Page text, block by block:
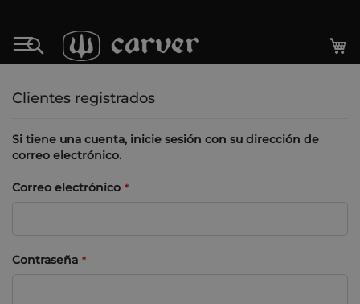
al
contenido
Search
Clientes registrados
Si tiene una cuenta, inicie sesión con su dirección de
correo electrónico.
Correo electrónico
Contraseña